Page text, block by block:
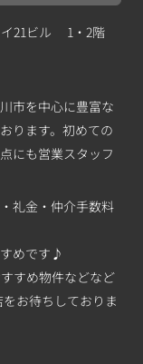
イ21ビル 1・2階
市を中心に豊富な
ります。初めての
にも営業スタッフ
礼金・仲介手数料
めです♪
すめ物件などなど
お待ちしておりま